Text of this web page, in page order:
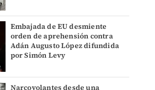
Embajada de EU desmiente
orden de aprehensión contra
Adán Augusto López difundida
por Simón Levy
Narcovolantes desde una